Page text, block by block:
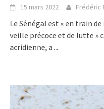
15 mars 2022 Frédéric
Le Sénégal est « en train
veille précoce et de lutte »
acridienne, a ...